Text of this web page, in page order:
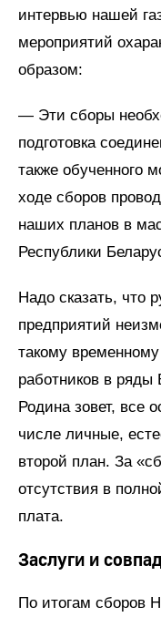
интервью нашей
мероприятий
образом:
— Эти сборы
подготовка
также обученного
ходе сборов
наших планов в
Республики
Надо сказать, что
предприятий
такому
работников в
Родина зовет, все
числе личные,
второй план. За
отсутствия в
плата.
Заслуги и
По итогам сборов